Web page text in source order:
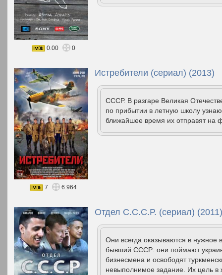
0.00 0
Истребители (сериал) (2013)
СССР. В разгаре Великая
по прибытии в летную школу
ближайшее время их отправят на
7 6.964
Отдел С.С.С.Р. (сериал) (2011)
Они всегда оказываются в
бывший СССР: они поймают
бизнесмена и освободят
невыполнимое задание. Их цель в